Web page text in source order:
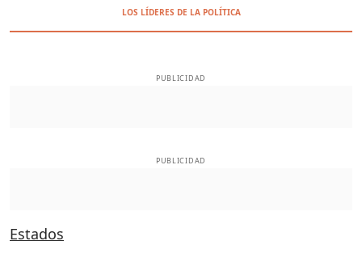
LOS LÍDERES DE LA POLÍTICA
PUBLICIDAD
PUBLICIDAD
Estados